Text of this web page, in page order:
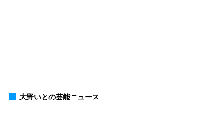
大野いとの芸能ニュース